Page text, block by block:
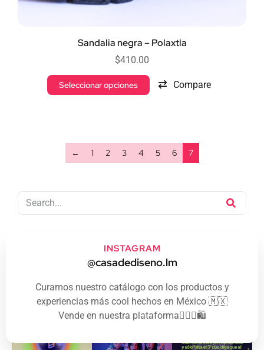
Sandalia negra – Polaxtla
$410.00
Seleccionar opciones Compare
← 1 2 3 4 5 6 7
INSTAGRAM
@casadediseno.lm
Curamos nuestro catálogo con los productos y
experiencias más cool hechos en México 🇲🇽
Vende en nuestra plataforma👇🏻🛒🛍️